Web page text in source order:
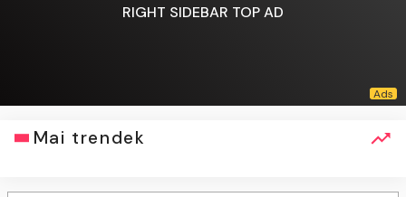
RIGHT SIDEBAR TOP AD
Mai trendek